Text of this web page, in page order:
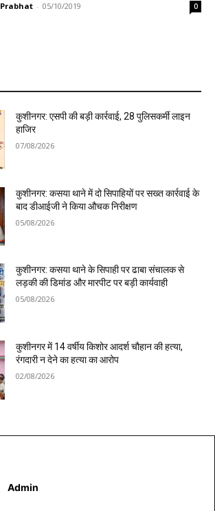
Prabhat - 05/10/2019 0
कुशीनगर: एसपी की बड़ी कार्रवाई, 28 पुलिसकर्मी लाइन
हाजिर
07/08/2026
कुशीनगर: कसया थाने में दो सिपाहियों पर सख्त कार्रवाई के
बाद डीआईजी ने किया औचक निरीक्षण
05/08/2026
कुशीनगर: कसया थाने के सिपाही पर ढाबा संचालक से
लड़की की डिमांड और मारपीट पर बड़ी कार्यवाही
05/08/2026
कुशीनगर में 14 वर्षीय किशोर आदर्श चौहान की हत्या,
रंगदारी न देने का हत्या का आरोप
02/08/2026
Admin